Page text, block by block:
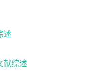
述
献综述